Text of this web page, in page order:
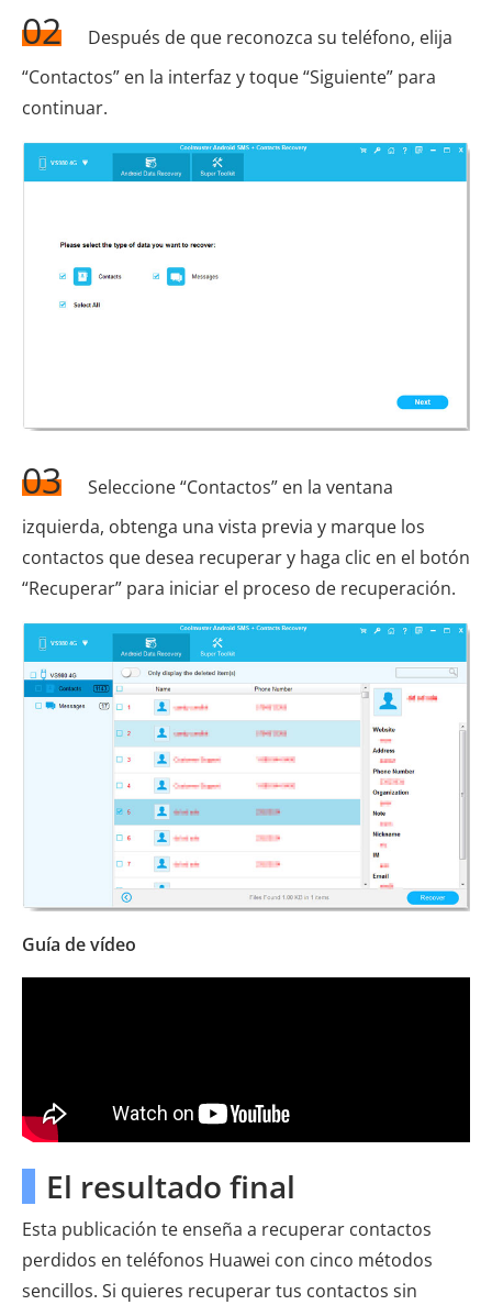
02
Después de que reconozca su teléfono, elija
“Contactos” en la interfaz y toque “Siguiente” para
continuar.
03
Seleccione “Contactos” en la ventana
izquierda, obtenga una vista previa y marque los
contactos que desea recuperar y haga clic en el botón
“Recuperar” para iniciar el proceso de recuperación.
Guía de vídeo
El resultado final
Esta publicación te enseña a recuperar contactos
perdidos en teléfonos Huawei con cinco métodos
sencillos. Si quieres recuperar tus contactos sin